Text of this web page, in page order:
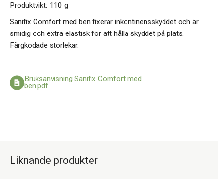
Produktvikt: 110 g
Sanifix Comfort med ben fixerar inkontinensskyddet och är
smidig och extra elastisk för att hålla skyddet på plats.
Färgkodade storlekar.
Bruksanvisning Sanifix Comfort med
ben.pdf
Liknande produkter